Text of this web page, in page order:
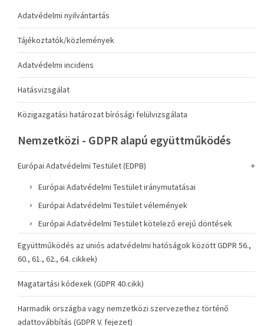
Adatvédelmi nyilvántartás
Tájékoztatók/közlemények
Adatvédelmi incidens
Hatásvizsgálat
Közigazgatási határozat bírósági felülvizsgálata
Nemzetközi - GDPR alapú együttműködés
Európai Adatvédelmi Testület (EDPB)
Európai Adatvédelmi Testület iránymutatásai
Európai Adatvédelmi Testület vélemények
Európai Adatvédelmi Testület kötelező erejű döntések
Együttműködés az uniós adatvédelmi hatóságok között GDPR 56.,
60., 61., 62., 64. cikkek)
Magatartási kódexek (GDPR 40.cikk)
Harmadik országba vagy nemzetközi szervezethez történő
adattovábbítás (GDPR V. fejezet)